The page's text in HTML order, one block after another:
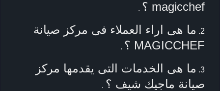
magicchef ؟
.
ما هى اراء العملاء فى مركز صيانة
MAGICCHEF ؟
.
ما هى الخدمات التى يقدمها مركز
صيانة ماجيك شيف ؟ .